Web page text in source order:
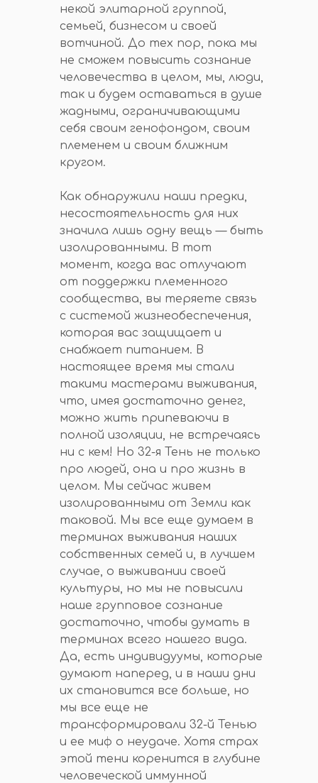
некой элитарной группой,
семьей, бизнесом и своей
вотчиной. До тех пор, пока мы
не сможем повысить сознание
человечества в целом, мы, люди,
так и будем оставаться в душе
жадными, ограничивающими
себя своим генофондом, своим
племенем и своим ближним
кругом.
Как обнаружили наши предки,
несостоятельность для них
значила лишь одну вещь — быть
изолированными. В тот
момент, когда вас отлучают
от поддержки племенного
сообщества, вы теряете связь
с системой жизнеобеспечения,
которая вас защищает и
снабжает питанием. В
настоящее время мы стали
такими мастерами выживания,
что, имея достаточно денег,
можно жить припеваючи в
полной изоляции, не встречаясь
ни с кем! Но 32-я Тень не только
про людей, она и про жизнь в
целом. Мы сейчас живем
изолированными от Земли как
таковой. Мы все еще думаем в
терминах выживания наших
собственных семей и, в лучшем
случае, о выживании своей
культуры, но мы не повысили
наше групповое сознание
достаточно, чтобы думать в
терминах всего нашего вида.
Да, есть индивидуумы, которые
думают наперед, и в наши дни
их становится все больше, но
мы все еще не
трансформировали 32-й Тенью
и ее миф о неудаче. Хотя страх
этой тени коренится в глубине
человеческой иммунной